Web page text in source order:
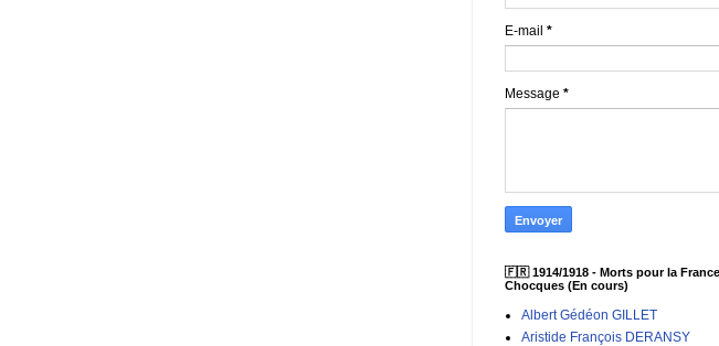
E-mail *
Message *
🇫🇷 1914/1918 - Morts pour la
Chocques (En cours)
Albert Gédéon GILLET
Aristide François DERANSY